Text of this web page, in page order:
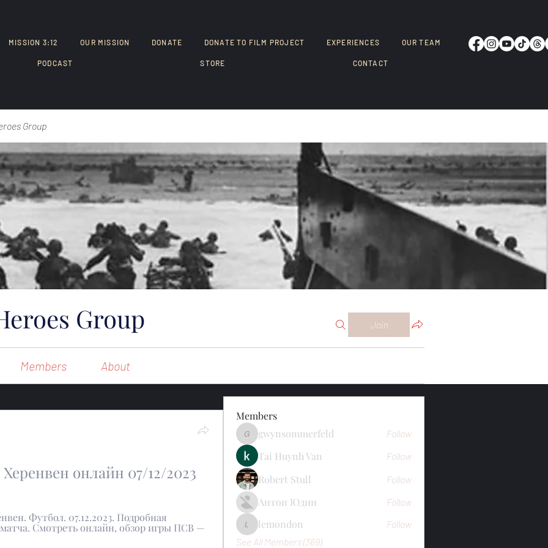
MISSION 3:12 OUR MISSION DONATE DONATE TO FILM PROJECT EXPERIENCES OUR TEAM
PODCAST STORE CONTACT
Group
Group Join
Members About
онлайн 07/12/2023
Футбол. 07.12.2023. Подробная
матча. Смотреть онлайн, обзор игры ПСВ —
Members
gwynsommerfeld
gwynsommerfeld Follow
Tai Huynh Van Follow
Robert Stull Follow
Антон Юдин Follow
lemondon
lemondon
Follow
See All Members (369)